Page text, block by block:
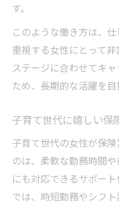
す。
このような働き方は、
重視する女性にとって
ステージに合わせてキ
ため、長期的な活躍を目
子育て世代に嬉しい保
子育て世代の女性が保
のは、柔軟な勤務時間
にも対応できるサポー
では、時短勤務やシフト